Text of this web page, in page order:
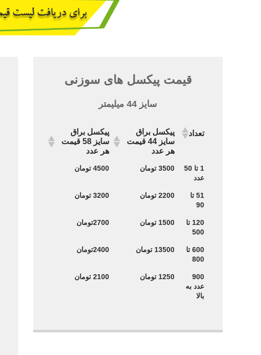
قیمت پیکسل های سوزنی
سایز 44 میلیمتر
تعداد
پیکسل براق
سایز 44 قیمت
هر عدد
پیکسل براق
سایز 58 قیمت
هر عدد
تعداد
پیکسل براق
سایز 44 قیمت
پیکسل براق
سایز 58 قیمت
1 تا 50
عدد
3500 تومان 4500 تومان
51 تا
90
2200 تومان 3200 تومان
120 تا
500
1500 تومان 2700تومان
600 تا
800
13500 تومان 2400تومان
900
عدد به
بالا
1250 تومان 2100 تومان